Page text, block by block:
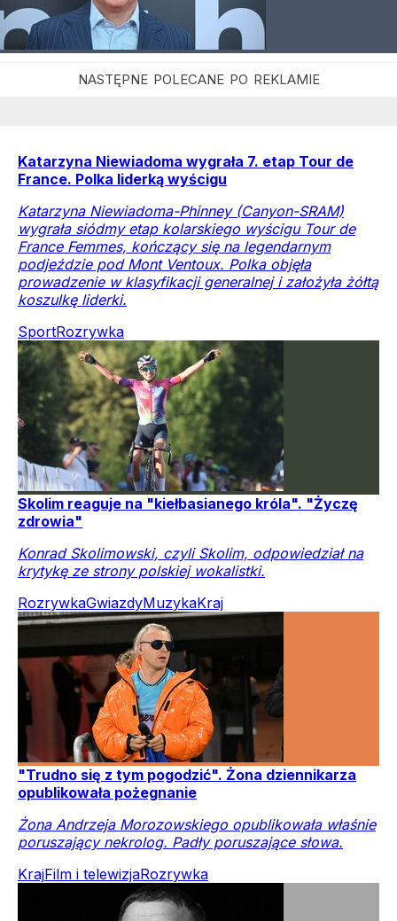
Katarzyna Niewiadoma wygrała 7. etap Tour de
France. Polka liderką wyścigu
Katarzyna Niewiadoma-Phinney (Canyon-SRAM)
wygrała siódmy etap kolarskiego wyścigu Tour de
France Femmes, kończący się na legendarnym
podjeździe pod Mont Ventoux. Polka objęła
prowadzenie w klasyfikacji generalnej i założyła żółtą
koszulkę liderki.
SportRozrywka
Skolim reaguje na "kiełbasianego króla". "Życzę
zdrowia"
Konrad Skolimowski, czyli Skolim, odpowiedział na
krytykę ze strony polskiej wokalistki.
RozrywkaGwiazdyMuzykaKraj
"Trudno się z tym pogodzić". Żona dziennikarza
opublikowała pożegnanie
Żona Andrzeja Morozowskiego opublikowała właśnie
poruszający nekrolog. Padły poruszające słowa.
KrajFilm i telewizjaRozrywka